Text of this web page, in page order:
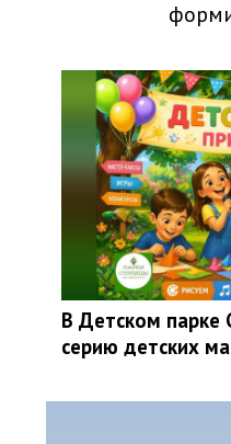
В Детском парке
серию детских